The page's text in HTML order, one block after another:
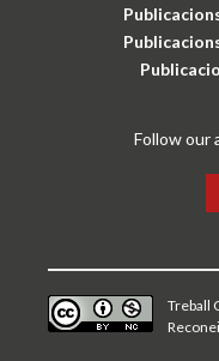
Follow our
Treball